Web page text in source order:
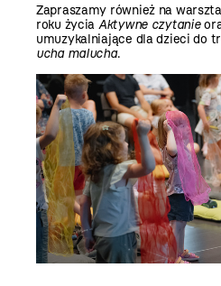
Zapraszamy również na
roku życia Aktywne czytanie
umuzykalniające dla dzieci do
ucha malucha.